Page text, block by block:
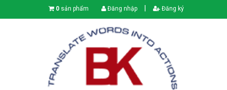
0 sản phẩm Đăng nhập Đăng ký